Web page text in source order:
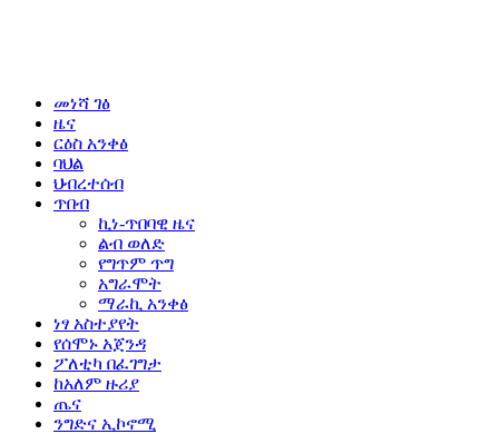
መነሻ ገፅ
ዜና
ርዕስ አንቀፅ
ባህል
ህብረተሰብ
ጥበብ
ኪነ-ጥበባዊ ዜና
ልብ ወለድ
የግጥም ጥግ
አግራሞት
ማራኪ አንቀፅ
ነፃ አስተያየት
የሰሞኑ አጀንዳ
ፖለቲካ በፈገግታ
ከአለም ዙሪያ
ጤና
ንግድና ኢኮኖሚ